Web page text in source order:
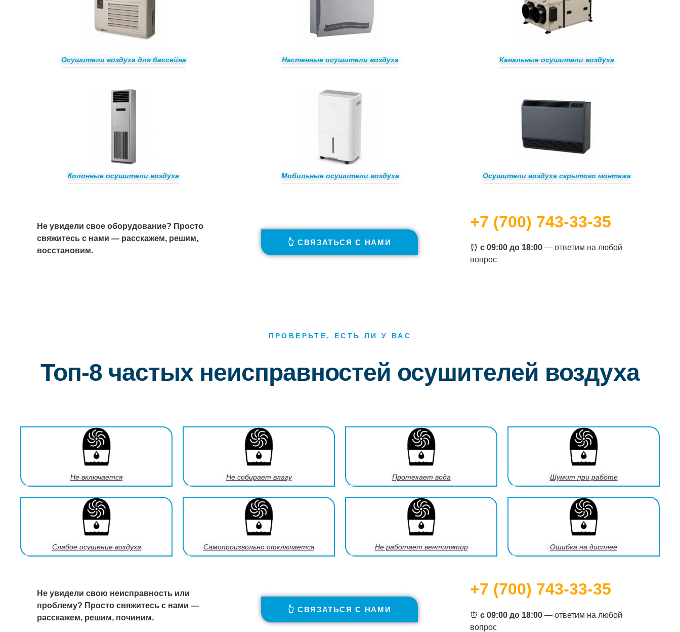
Осушители воздуха для бассейна Настенные осушители воздуха Канальные осушители воздуха
Колонные осушители воздуха Мобильные осушители воздуха Осушители воздуха скрытого монтажа
Не увидели свое оборудование? Просто
свяжитесь с нами — расскажем, решим,
восстановим.
👆 СВЯЗАТЬСЯ С НАМИ
+7 (700) 743-33-35
⏰ с 09:00 до 18:00— ответим на любой
вопрос
ПРОВЕРЬТЕ, ЕСТЬ ЛИ У ВАС
Топ-8 частых неисправностей осушителей воздуха
Не включается Не собирает влагу Протекает вода Шумит при работе
Слабое осушение воздуха Самопроизвольно отключается Не работает вентилятор Ошибка на дисплее
Не увидели свою неисправность или
проблему? Просто свяжитесь с нами —
расскажем, решим, починим.
👆 СВЯЗАТЬСЯ С НАМИ
+7 (700) 743-33-35
⏰ с 09:00 до 18:00— ответим на любой
вопрос